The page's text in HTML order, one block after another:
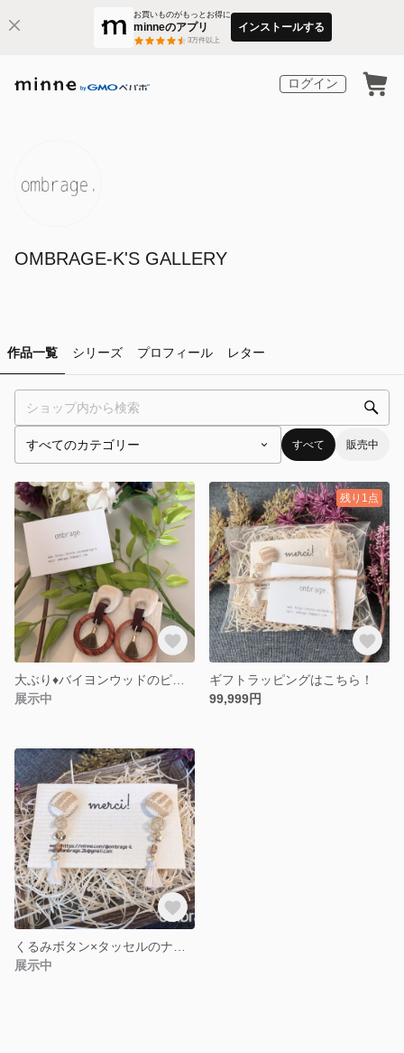
お買いものがもっとお得に
minneのアプリ
3万件以上
インストールする
ログイン
OMBRAGE-K'S GALLERY
作品一覧 シリーズ プロフィール レター
すべて 販売中
展示中
残り1点
ギフトラッピングはこちら！
99,999円
展示中